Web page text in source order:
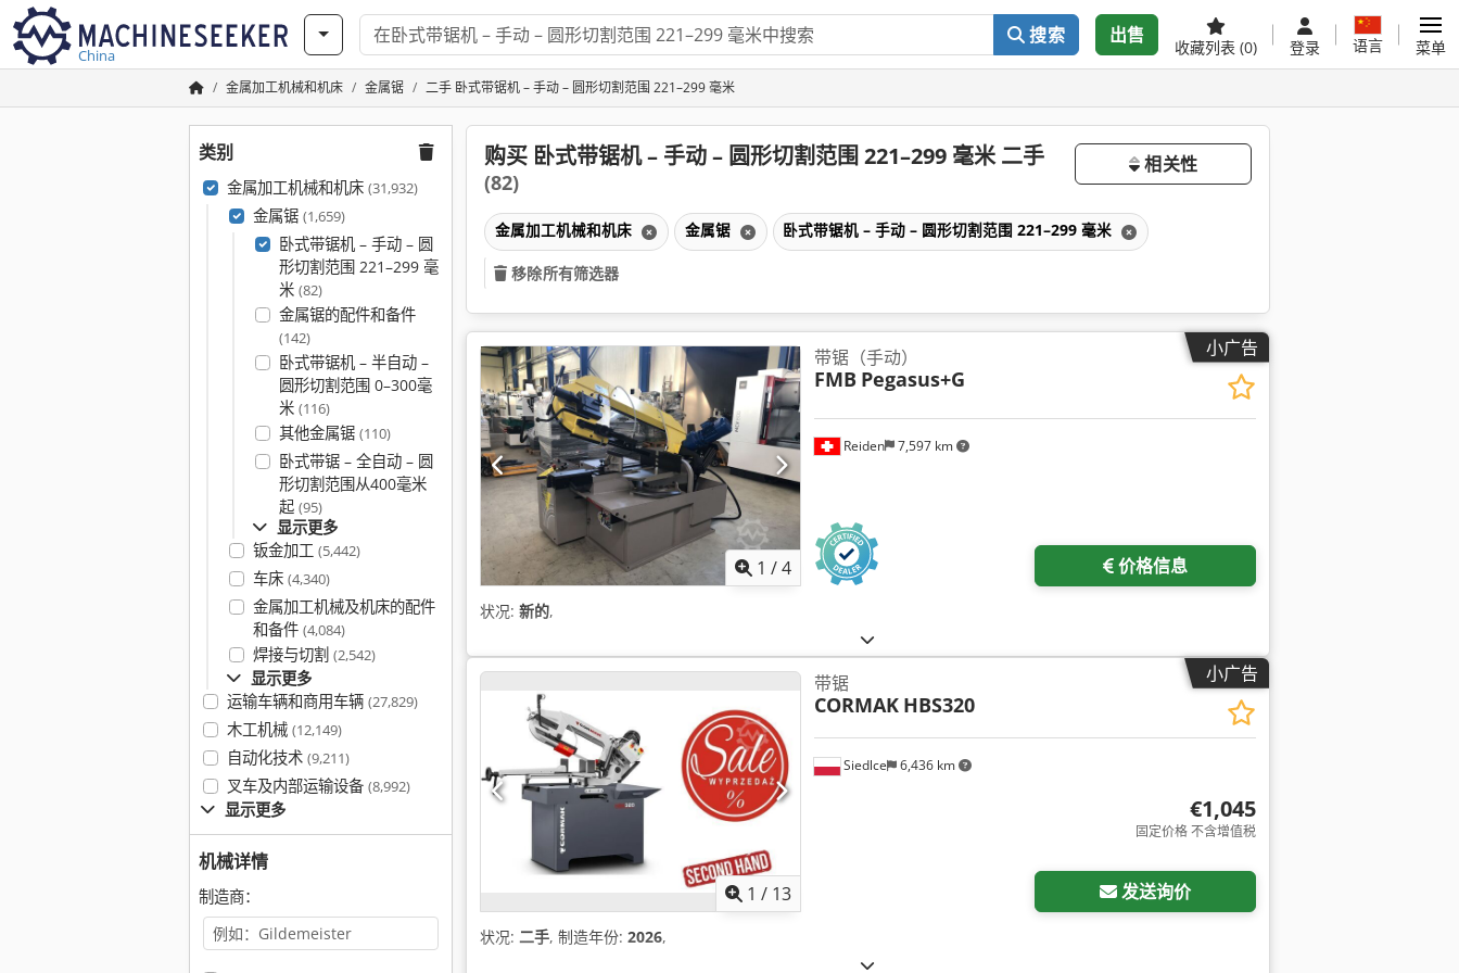
China
搜索 出售
收藏列表 (0) 登录 语言 菜单
金属加工机械和机床 金属锯 二手 卧式带锯机 – 手动 – 圆形切割范围 221–299 毫米
类别
金属加工机械和机床 (31,932)
金属锯 (1,659)
卧式带锯机 – 手动 – 圆
形切割范围 221–299 毫
米 (82)
金属锯的配件和备件
(142)
卧式带锯机 – 半自动 –
圆形切割范围 0–300毫
米 (116)
其他金属锯 (110)
卧式带锯 – 全自动 – 圆
形切割范围从400毫米
起 (95)
显示更多
钣金加工 (5,442)
车床 (4,340)
金属加工机械及机床的配件
和备件 (4,084)
焊接与切割 (2,542)
显示更多
运输车辆和商用车辆 (27,829)
木工机械 (12,149)
自动化技术 (9,211)
叉车及内部运输设备 (8,992)
显示更多
机械详情
制造商：
购买 卧式带锯机 – 手动 – 圆形切割范围 221–299 毫米 二手
(82)
相关性
金属加工机械和机床 金属锯 卧式带锯机 – 手动 – 圆形切割范围 221–299 毫米
移除所有筛选器
小广告
1 /4
Reiden 7,597 km
带锯（手动）
FMB Pegasus+G
价格信息
状况: 新的,
小广告
1 / 13
Siedlce 6,436 km
带锯
CORMAK HBS320
€1,045
固定价格 不含增值税
发送询价
状况: 二手, 制造年份: 2026,